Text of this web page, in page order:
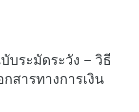
ระมัดระวัง – วิธี
กสารทางการเงิน